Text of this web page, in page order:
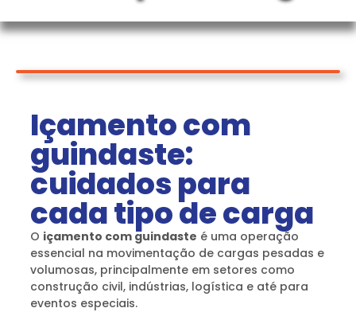
Içamento com
guindaste:
cuidados para
cada tipo de carga
O içamento com guindaste é uma operação
essencial na movimentação de cargas pesadas e
volumosas, principalmente em setores como
construção civil, indústrias, logística e até para
eventos especiais.